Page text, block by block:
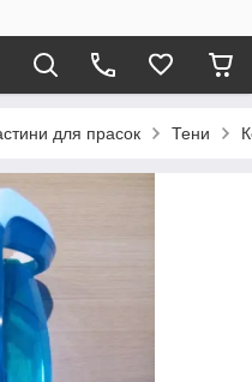
для прасок Тени